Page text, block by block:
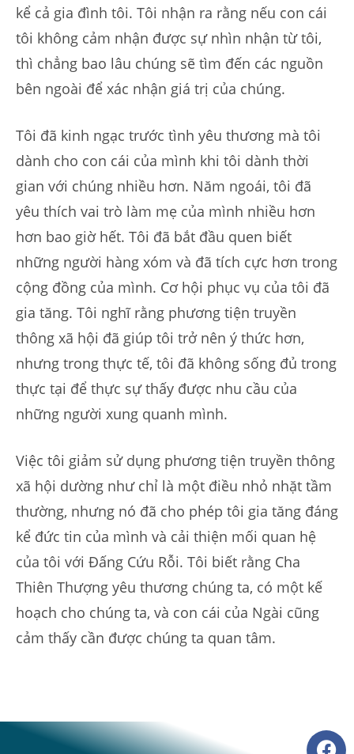
kể cả gia đình tôi. Tôi nhận ra rằng nếu con cái
tôi không cảm nhận được sự nhìn nhận từ tôi,
thì chẳng bao lâu chúng sẽ tìm đến các nguồn
bên ngoài để xác nhận giá trị của chúng.
Tôi đã kinh ngạc trước tình yêu thương mà tôi
dành cho con cái của mình khi tôi dành thời
gian với chúng nhiều hơn. Năm ngoái, tôi đã
yêu thích vai trò làm mẹ của mình nhiều hơn
hơn bao giờ hết. Tôi đã bắt đầu quen biết
những người hàng xóm và đã tích cực hơn trong
cộng đồng của mình. Cơ hội phục vụ của tôi đã
gia tăng. Tôi nghĩ rằng phương tiện truyền
thông xã hội đã giúp tôi trở nên ý thức hơn,
nhưng trong thực tế, tôi đã không sống đủ trong
thực tại để thực sự thấy được nhu cầu của
những người xung quanh mình.
Việc tôi giảm sử dụng phương tiện truyền thông
xã hội dường như chỉ là một điều nhỏ nhặt tầm
thường, nhưng nó đã cho phép tôi gia tăng đáng
kể đức tin của mình và cải thiện mối quan hệ
của tôi với Đấng Cứu Rỗi. Tôi biết rằng Cha
Thiên Thượng yêu thương chúng ta, có một kế
hoạch cho chúng ta, và con cái của Ngài cũng
cảm thấy cần được chúng ta quan tâm.